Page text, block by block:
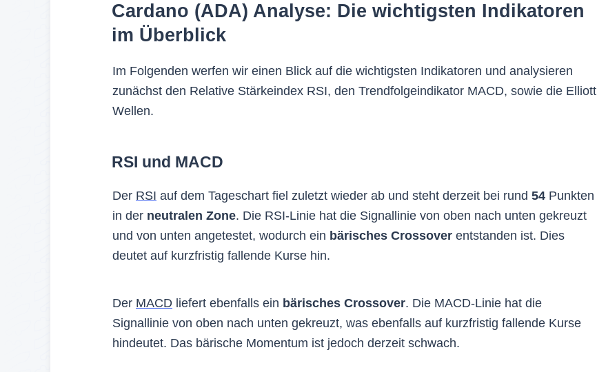
Cardano (ADA) Analyse: Die wichtigsten Indikatoren
im Überblick
Im Folgenden werfen wir einen Blick auf die wichtigsten Indikatoren und analysieren
zunächst den Relative Stärkeindex RSI, den Trendfolgeindikator MACD, sowie die Elliott
Wellen.
RSI und MACD
Der RSI auf dem Tageschart fiel zuletzt wieder ab und steht derzeit bei rund 54 Punkten
in der neutralen Zone. Die RSI-Linie hat die Signallinie von oben nach unten gekreuzt
und von unten angetestet, wodurch ein bärisches Crossover entstanden ist. Dies
deutet auf kurzfristig fallende Kurse hin.
Der MACD liefert ebenfalls ein bärisches Crossover. Die MACD-Linie hat die
Signallinie von oben nach unten gekreuzt, was ebenfalls auf kurzfristig fallende Kurse
hindeutet. Das bärische Momentum ist jedoch derzeit schwach.